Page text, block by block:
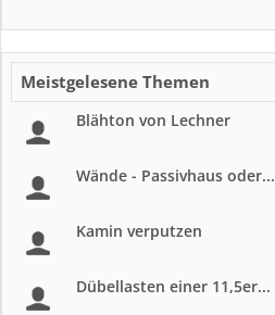
Meistgelesene Themen
Blähton von Lechner
Wände - Passivhaus oder...
Kamin verputzen
Dübellasten einer 11,5er...